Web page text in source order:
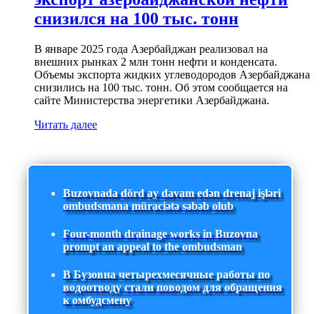
снизился на 100 тыс. тонн
В январе 2025 года Азербайджан реализовал на
внешних рынках 2 млн тонн нефти и конденсата.
Объемы экспорта жидких углеводородов Азербайджана
снизились на 100 тыс. тонн. Об этом сообщается на
сайте Министерства энергетики Азербайджана.
Читать далее
Buzovnada dörd ay davam edən drenaj işləri
ombudsmana müraciətə səbəb olub
Four-month drainage works in Buzovna
prompt an appeal to the ombudsman
В Бузовна четырехмесячные работы по
водоотводу стали поводом для обращения
к омбудсмену